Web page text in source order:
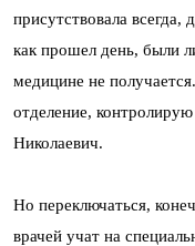
присутствовала всегда,
как прошел день, были
медицине не
отделение,
Николаевич.
Но переключаться,
врачей учат на